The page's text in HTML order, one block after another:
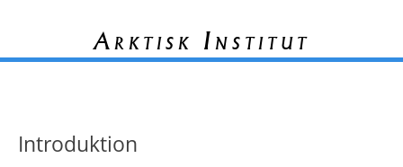
Arktisk Institut
Introduktion